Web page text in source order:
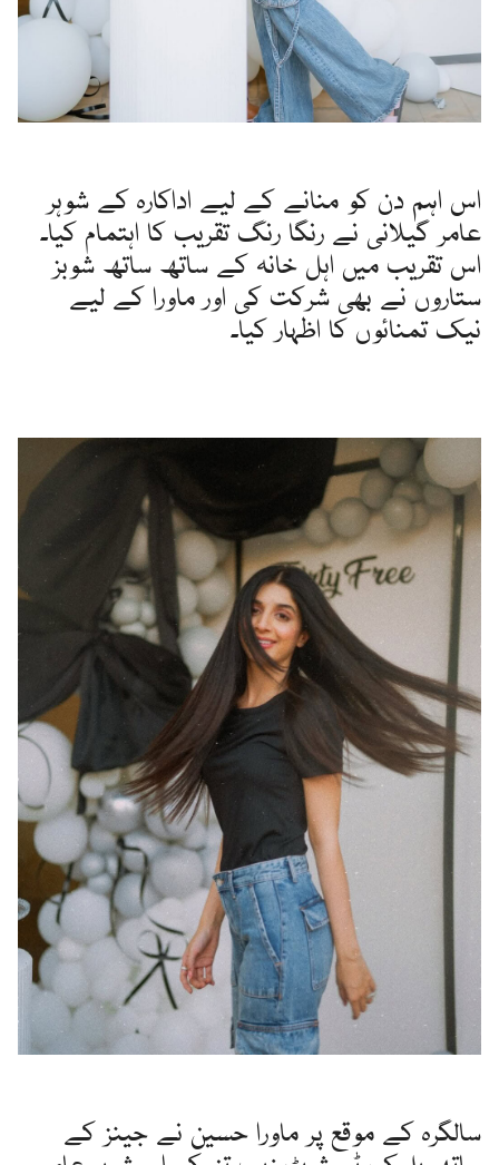
اس اہم دن کو منانے کے لیے اداکارہ کے شوہر
عامر گیلانی نے رنگا رنگ تقریب کا اہتمام کیا۔
اس تقریب میں اہل خانہ کے ساتھ ساتھ شوبز
ستاروں نے بھی شرکت کی اور ماورا کے لیے
نیک تمنائوں کا اظہار کیا۔
سالگرہ کے موقع پر ماورا حسین نے جینز کے